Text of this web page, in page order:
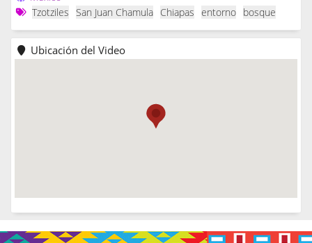
Tzotziles
San Juan Chamula Chiapas entorno bosque
Ubicación del Video